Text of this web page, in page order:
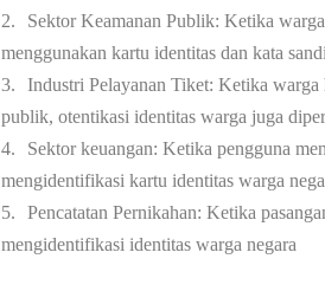
2.
Sektor Keamanan Publik: Ketika
menggunakan kartu identitas dan kata
3.
Industri Pelayanan Tiket: Ketika warga
publik, otentikasi identitas warga juga
4.
Sektor keuangan: Ketika pengguna
mengidentifikasi kartu identitas warga
5.
Pencatatan Pernikahan: Ketika
mengidentifikasi identitas warga negara